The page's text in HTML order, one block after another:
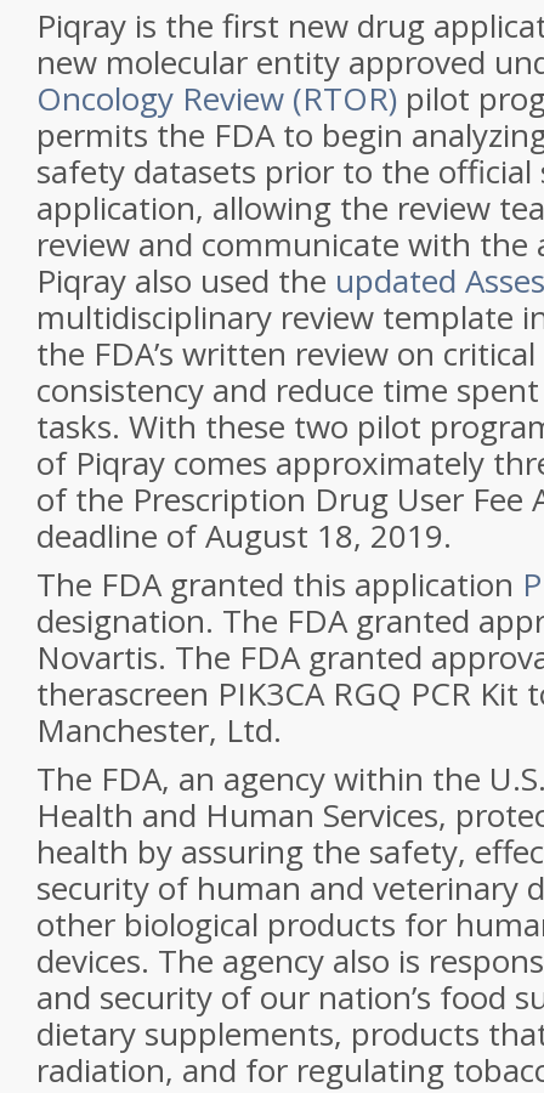
Piqray is the first new drug
new molecular entity approved
Oncology Review (RTOR) pilot
permits the FDA to begin
safety datasets prior to the
application, allowing the review
review and communicate with the
Piqray also used the updated
multidisciplinary review template
the FDA’s written review on
consistency and reduce time
tasks. With these two pilot
of Piqray comes approximately
of the Prescription Drug User Fee
deadline of August 18, 2019.
The FDA granted this application
designation. The FDA granted
Novartis. The FDA granted
therascreen PIK3CA RGQ PCR Kit
Manchester, Ltd.
The FDA, an agency within the
Health and Human Services,
health by assuring the safety,
security of human and veterinary
other biological products for
devices. The agency also is
and security of our nation’s food
dietary supplements, products
radiation, and for regulating